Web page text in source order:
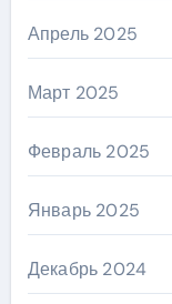
Апрель 2025
Март 2025
Февраль 2025
Январь 2025
Декабрь 2024